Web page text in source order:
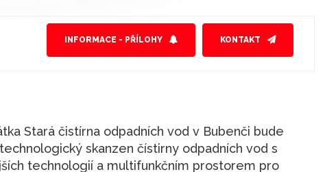
KONTAKT
INFORMACE - PŘÍLOHY
Stará čistírna odpadních vod v Bubenči bude
skanzen čístirny odpadních vod s
technologií a multifunkčním prostorem pro